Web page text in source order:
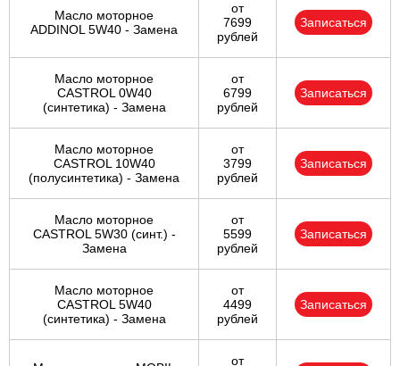
Масло моторное
ADDINOL 5W40 - Замена
от
7699
рублей
Записаться
Масло моторное
CASTROL 0W40
(синтетика) - Замена
от
6799
рублей
Записаться
Масло моторное
CASTROL 10W40
(полусинтетика) - Замена
от
3799
рублей
Записаться
Масло моторное
CASTROL 5W30 (синт.) -
Замена
от
5599
рублей
Записаться
Масло моторное
CASTROL 5W40
(синтетика) - Замена
от
4499
рублей
Записаться
от